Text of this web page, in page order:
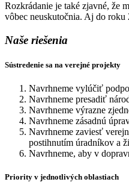
Rozkrádanie je také zjavné, že
vôbec neuskutočnia. Aj do
Naše riešenia
Sústredenie sa na verejné projekty
Navrhneme vylúčiť
Navrhneme presadiť
Navrhneme výrazne
Navrhneme zásadnú
Navrhneme zaviesť
postihnutím úradníkov a
Navrhneme, aby v
Priority v jednotlivých oblastiach